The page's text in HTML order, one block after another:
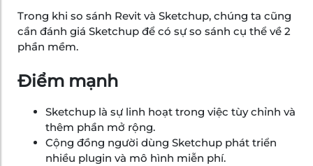
Trong khi so sánh Revit và Sketchup, chúng ta cũng
cần đánh giá Sketchup để có sự so sánh cụ thể về 2
phần mềm.
Điểm mạnh
Sketchup là sự linh hoạt trong việc tùy chỉnh và
thêm phần mở rộng.
Cộng đồng người dùng Sketchup phát triển
nhiều plugin và mô hình miễn phí.